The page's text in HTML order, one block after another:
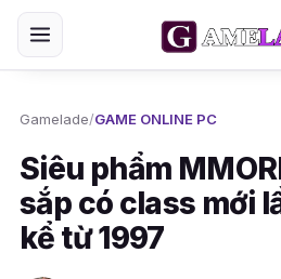
Gamelade/GAME ONLINE PC
Siêu phẩm
sắp có class mới
kể từ 1997